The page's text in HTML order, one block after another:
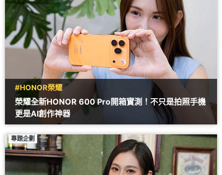
#HONOR榮耀
榮耀全新HONOR 600 Pro開箱實測！不只是拍照手機
更是AI創作神器
專題企劃